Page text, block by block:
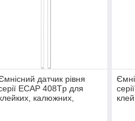
датчик рівня
ECAP 408Tp для
калюжних,